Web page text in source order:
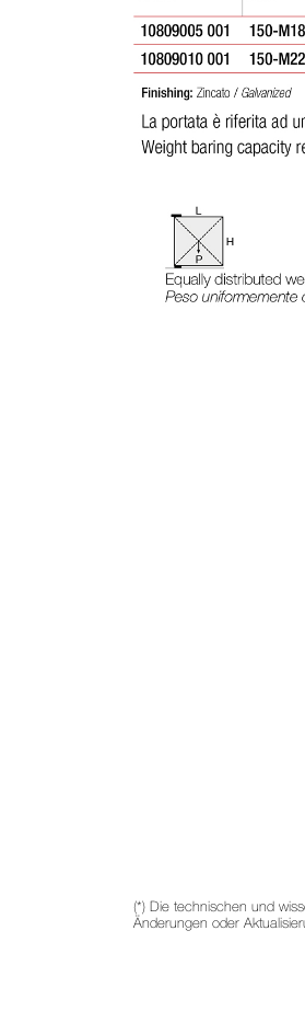
(*) Die technischen und
Änderungen oder